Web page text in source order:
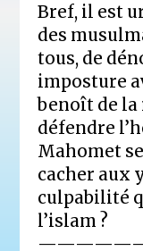
Bref, il est
des
tous, de
imposture
benoît de la
défendre
Mahomet
cacher aux
culpabilité
l’islam ?